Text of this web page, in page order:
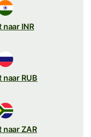
naar INR
naar RUB
naar ZAR